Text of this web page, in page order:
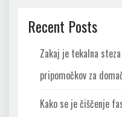
Recent Posts
Zakaj je tekalna
pripomočkov za
Kako se je čiščenje